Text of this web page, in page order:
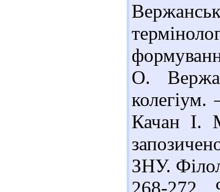
О.
Качан І.
ЗНУ.